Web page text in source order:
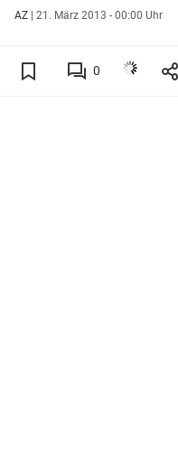
AZ | 21. März 2013 - 00:00 Uhr
0